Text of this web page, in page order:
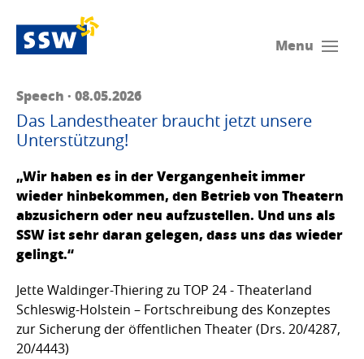
Menu
Speech · 08.05.2026
Das Landestheater braucht jetzt unsere
Unterstützung!
„Wir haben es in der Vergangenheit immer
wieder hinbekommen, den Betrieb von Theatern
abzusichern oder neu aufzustellen. Und uns als
SSW ist sehr daran gelegen, dass uns das wieder
gelingt.“
Jette Waldinger-Thiering zu TOP 24 - Theaterland
Schleswig-Holstein – Fortschreibung des Konzeptes
zur Sicherung der öffentlichen Theater (Drs. 20/4287,
20/4443)